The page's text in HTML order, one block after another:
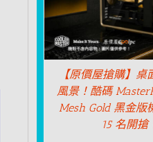
【原價屋搶購】桌
風景！酷碼
Mesh Gold 黑金版
15 名開搶